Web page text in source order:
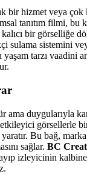
bir hizmet veya çok
tanıtım filmi, bu
kalıcı bir görselliğe
sulama sistemini
tarzı vaadini
ama duygularıyla
görsellerle
Bu bağ, marka
sağlar. BC
izleyicinin